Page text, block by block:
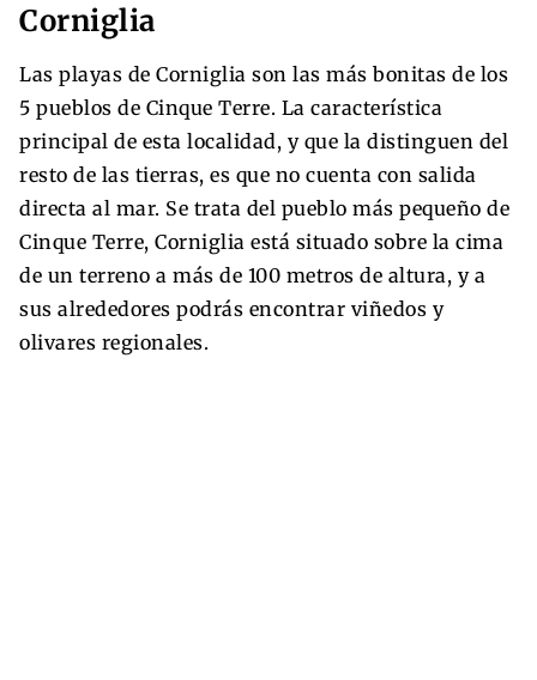
Corniglia
Las playas de Corniglia son las más bonitas de los
5 pueblos de Cinque Terre. La característica
principal de esta localidad, y que la distinguen del
resto de las tierras, es que no cuenta con salida
directa al mar. Se trata del pueblo más pequeño de
Cinque Terre, Corniglia está situado sobre la cima
de un terreno a más de 100 metros de altura, y a
sus alrededores podrás encontrar viñedos y
olivares regionales.